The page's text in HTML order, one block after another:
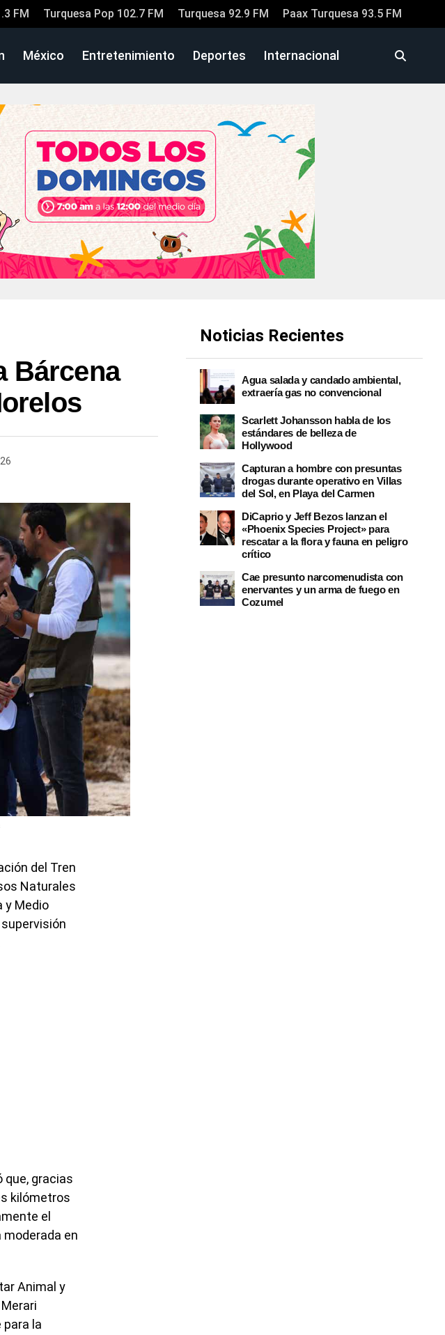
FM Turquesa Pop 102.7 FM Turquesa 92.9 FM Paax Turquesa 93.5 FM
México Entretenimiento Deportes Internacional
Bárcena
del Tren
Naturales
y Medio
que, gracias
kilómetros
el
en
Animal y
la
Noticias Recientes
Agua salada y candado ambiental,
extraería gas no convencional
Scarlett Johansson habla de los
estándares de belleza de
Hollywood
Capturan a hombre con presuntas
drogas durante operativo en Villas
del Sol, en Playa del Carmen
DiCaprio y Jeff Bezos lanzan el
«Phoenix Species Project» para
rescatar a la flora y fauna en peligro
crítico
Cae presunto narcomenudista con
enervantes y un arma de fuego en
Cozumel